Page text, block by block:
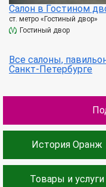
Салон в Гостином
ст. метро «Гостиный двор»
Гостиный двор
Все салоны,
Санкт-Петербурге
История Оранж
Товары и услуги